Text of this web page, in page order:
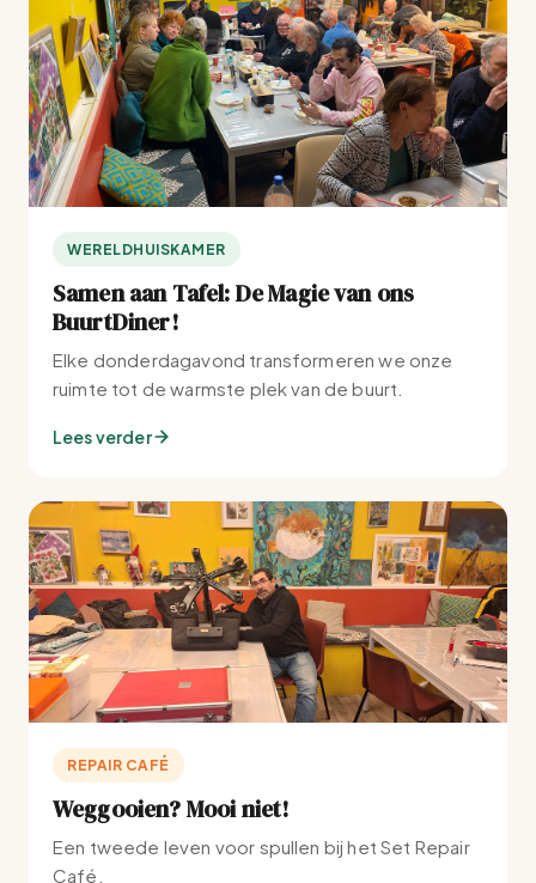
WERELDHUISKAMER
Samen aan Tafel: De Magie van ons
BuurtDiner!
Elke donderdagavond transformeren we onze
ruimte tot de warmste plek van de buurt.
Lees verder
REPAIR CAFÉ
Weggooien? Mooi niet!
Een tweede leven voor spullen bij het Set Repair
Café.